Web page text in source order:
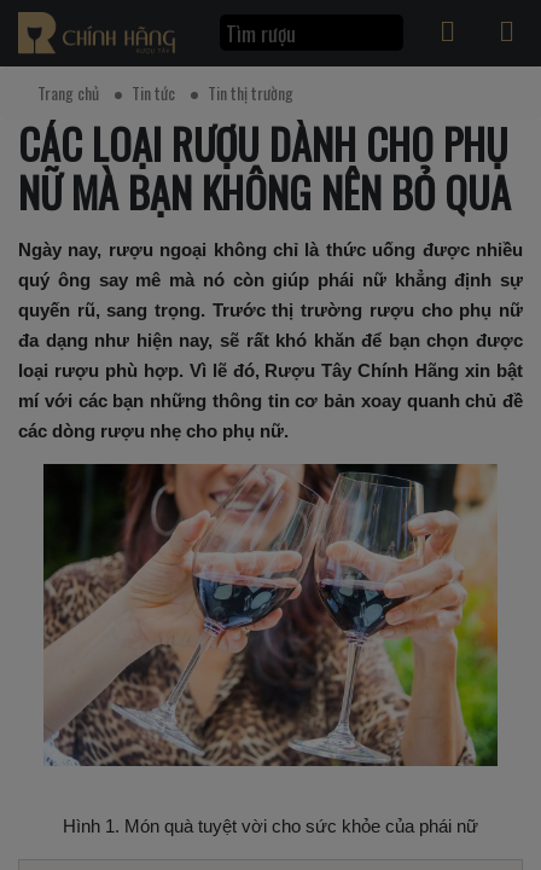
Trang chủ Tin tức Tin thị trường
CÁC LOẠI RƯỢU DÀNH CHO PHỤ
NỮ MÀ BẠN KHÔNG NÊN BỎ QUA
Ngày nay, rượu ngoại không chỉ là thức uống được nhiều
quý ông say mê mà nó còn giúp phái nữ khẳng định sự
quyến rũ, sang trọng. Trước thị trường rượu cho phụ nữ
đa dạng như hiện nay, sẽ rất khó khăn để bạn chọn được
loại rượu phù hợp. Vì lẽ đó, Rượu Tây Chính Hãng xin bật
mí với các bạn những thông tin cơ bản xoay quanh chủ đề
các dòng rượu nhẹ cho phụ nữ.
Hình 1. Món quà tuyệt vời cho sức khỏe của phái nữ